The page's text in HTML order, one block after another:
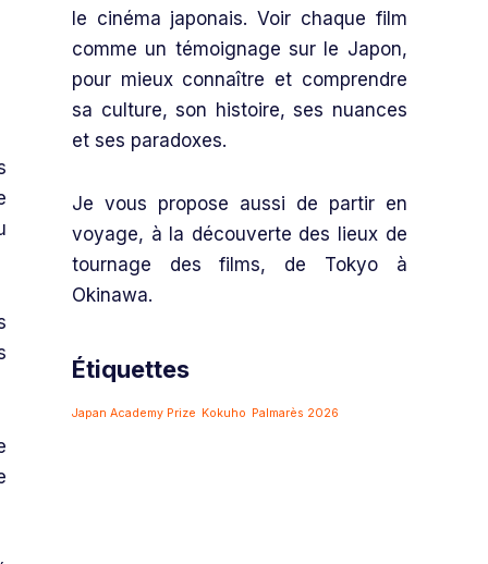
le cinéma japonais. Voir chaque film
comme un témoignage sur le Japon,
pour mieux connaître et comprendre
sa culture, son histoire, ses nuances
et ses paradoxes.
Je vous propose aussi de partir en
voyage, à la découverte des lieux de
tournage des films, de Tokyo à
Okinawa.
Étiquettes
Japan Academy Prize Kokuho Palmarès 2026